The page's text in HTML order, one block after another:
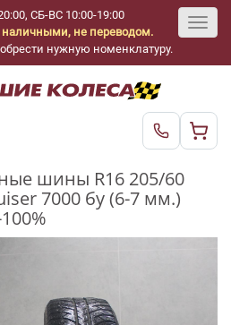
СБ-ВС 10:00-19:00
не переводом.
нужную номенклатуру.
шины R16 205/60
7000 бу (6-7 мм.)